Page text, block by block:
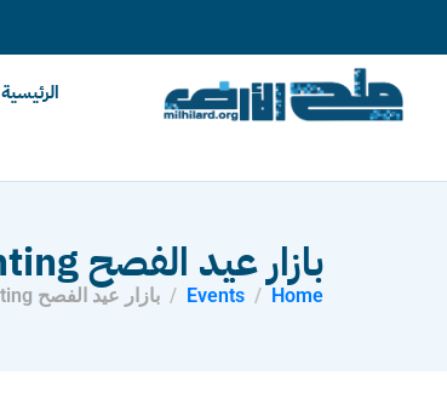
الرئيسية
بازار عيد الفصح Egg Hunting
Home
Events بازار عيد الفصح Egg Hunting